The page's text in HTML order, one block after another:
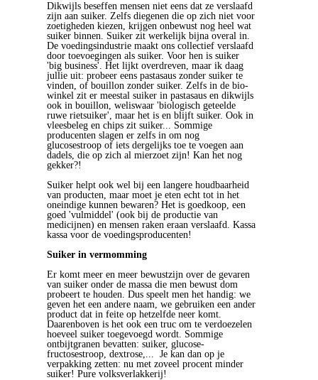
Dikwijls beseffen mensen niet eens dat ze verslaafd
zijn aan suiker. Zelfs diegenen die op zich niet voor
zoetigheden kiezen, krijgen onbewust nog heel wat
suiker binnen. Suiker zit werkelijk bijna overal in.
De voedingsindustrie maakt ons collectief verslaafd
door toevoegingen als suiker. Voor hen is suiker
'big business'. Het lijkt overdreven, maar ik daag
jullie uit: probeer eens pastasaus zonder suiker te
vinden, of bouillon zonder suiker. Zelfs in de bio-
winkel zit er meestal suiker in pastasaus en dikwijls
ook in bouillon, weliswaar 'biologisch geteelde
ruwe rietsuiker', maar het is en blijft suiker. Ook in
vleesbeleg en chips zit suiker... Sommige
producenten slagen er zelfs in om nog
glucosestroop of iets dergelijks toe te voegen aan
dadels, die op zich al mierzoet zijn! Kan het nog
gekker?!
Suiker helpt ook wel bij een langere houdbaarheid
van producten, maar moet je eten echt tot in het
oneindige kunnen bewaren? Het is goedkoop, een
goed 'vulmiddel' (ook bij de productie van
medicijnen) en mensen raken eraan verslaafd. Kassa
kassa voor de voedingsproducenten!
Suiker in vermomming
Er komt meer en meer bewustzijn over de gevaren
van suiker onder de massa die men bewust dom
probeert te houden. Dus speelt men het handig: we
geven het een andere naam, we gebruiken een ander
product dat in feite op hetzelfde neer komt.
Daarenboven is het ook een truc om te verdoezelen
hoeveel suiker toegevoegd wordt. Sommige
ontbijtgranen bevatten: suiker, glucose-
fructosestroop, dextrose,... Je kan dan op je
verpakking zetten: nu met zoveel procent minder
suiker! Pure volksverlakkerij!